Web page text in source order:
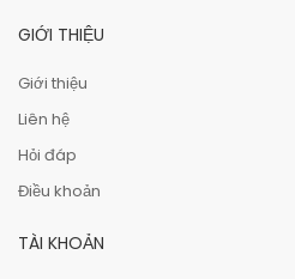
GIỚI THIỆU
Giới thiệu
Liên hệ
Hỏi đáp
Điều khoản
TÀI KHOẢN